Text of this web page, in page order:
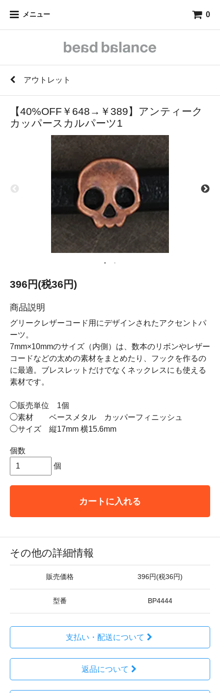
メニュー 0
アウトレット
【40%OFF￥648→￥389】アンティーク
カッパースカルパーツ1
396円(税36円)
商品説明
グリークレザーコード用にデザインされたアクセントパ
ーツ。
7mm×10mmのサイズ（内側）は、数本のリボンやレザー
コードなどの太めの素材をまとめたり、フックを作るの
に最適。ブレスレットだけでなくネックレスにも使える
素材です。
◯販売単位 1個
◯素材 ベースメタル カッパーフィニッシュ
◯サイズ 縦17mm 横15.6mm
個数
個
カートに入れる
その他の詳細情報
販売価格 396円(税36円)
型番 BP4444
支払い・配送について
返品について